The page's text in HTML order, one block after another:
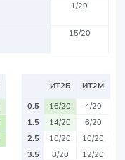
1/20
15/20
ИТ2Б
ИТ2М
0.5
16/20
4/20
1.5
14/20
6/20
2.5
10/20
10/20
3.5
8/20
12/20